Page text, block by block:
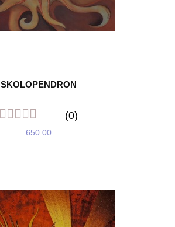
SKOLOPENDRON
(0)
650.00